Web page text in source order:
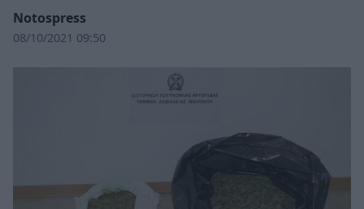
Notospress
08/10/2021 09:50